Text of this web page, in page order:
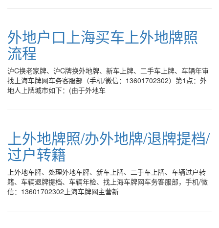
外地户口上海买车上外地牌照
流程
沪C换老家牌、沪C牌换外地牌、新车上牌、二手车上牌、车辆年审
找上海车牌网车务客服部（手机/微信：13601702302）第1点：外
地人上牌城市如下：(由于外地车
上外地牌照/办外地牌/退牌提档/
过户转籍
上外地车牌、处理外地车牌、新车上牌、二手车上牌、车辆过户转
籍、车辆退牌提档、车辆年检、找上海车牌网车务客服部，手机/微
信：13601702302上海车牌网主营新